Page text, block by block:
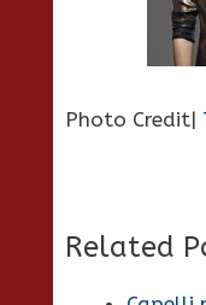
Photo Credit|
Related